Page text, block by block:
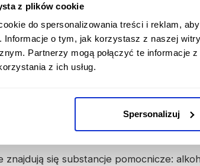
z plików cookie
do spersonalizowania treści i reklam,
Informacje o tym, jak korzystasz z naszej
Partnerzy mogą połączyć te informacje
z ich usług.
Spersonalizuj
do grupy antybiotyków polienowych
łączeniu się z błoną komórkową i
na drożdżakiCandida albicans, ale i
o jego
opakowanie można oddać w
postać globulek
się substancje pomocnicze: